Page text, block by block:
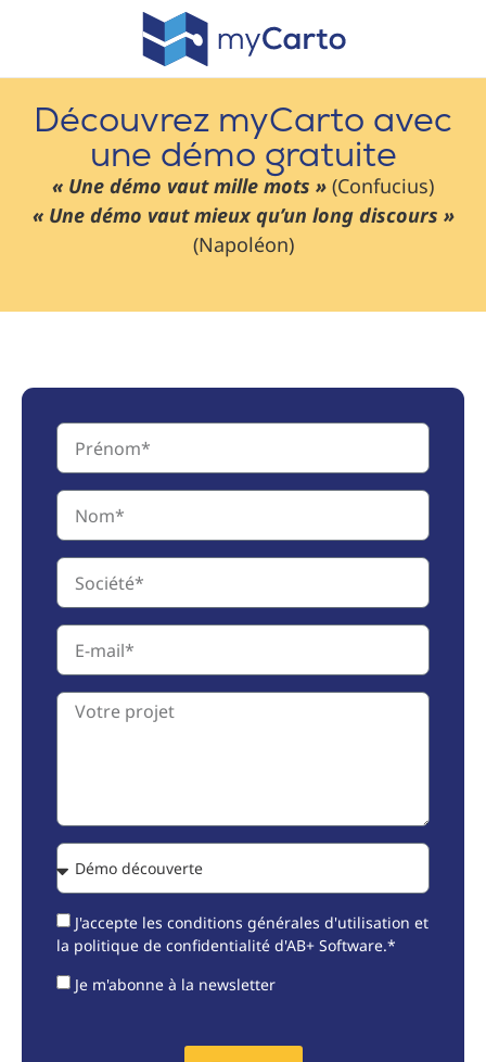
Découvrez myCarto avec
une démo gratuite
« Une démo vaut mille mots » (Confucius)
« Une démo vaut mieux qu’un long discours »
(Napoléon)
J'accepte les conditions générales d'utilisation et
la politique de confidentialité d'AB+ Software.*
Je m'abonne à la newsletter